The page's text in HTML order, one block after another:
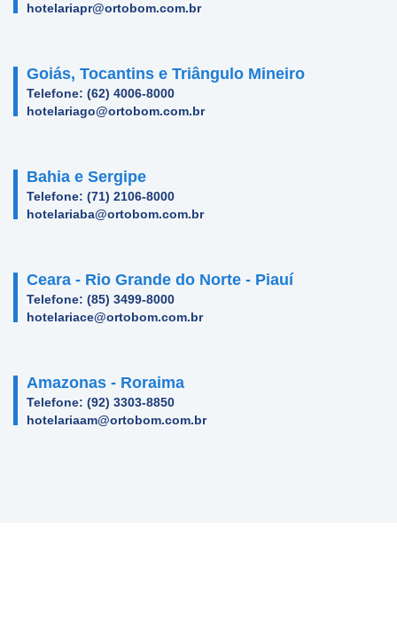
hotelariapr@ortobom.com.br
Goiás, Tocantins e Triângulo Mineiro
Telefone: (62) 4006-8000
hotelariago@ortobom.com.br
Bahia e Sergipe
Telefone: (71) 2106-8000
hotelariaba@ortobom.com.br
Ceara - Rio Grande do Norte - Piauí
Telefone: (85) 3499-8000
hotelariace@ortobom.com.br
Amazonas - Roraima
Telefone: (92) 3303-8850
hotelariaam@ortobom.com.br